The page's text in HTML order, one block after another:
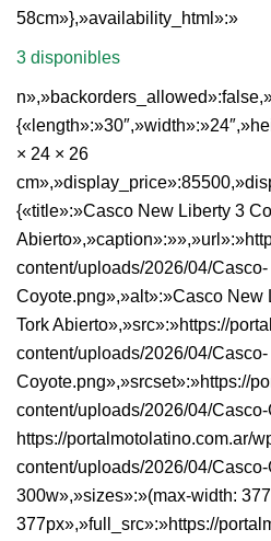
58cm»},»availability_html»:»
3 disponibles
× 24 × 26
{«title»:»Casco New Liberty 3
content/uploads/2026/04/Casco-
Coyote.png»,»alt»:»Casco New
Tork Abierto»,»src»:»https://
content/uploads/2026/04/Casco-
Coyote.png»,»srcset»:»https://
content/uploads/2026/04/
https://portalmotolatino.com.ar/
content/uploads/2026/04/
300w»,»sizes»:»(max-width:
377px»,»full_src»:»https://